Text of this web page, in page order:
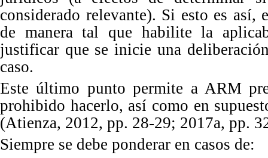
considerado relevante). Si esto es así,
de manera tal que habilite la
justificar que se inicie una
caso.
Este último punto permite a ARM
prohibido hacerlo, así como en
(Atienza, 2012, pp. 28-29; 2017a, pp. 3
Siempre se debe ponderar en casos de: